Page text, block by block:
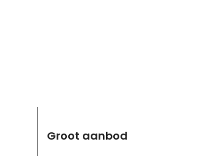
Groot aanbod